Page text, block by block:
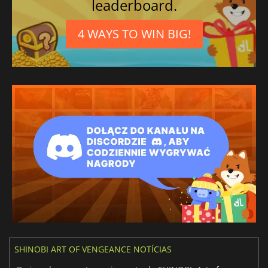
leaderboard.
4 WAYS TO WIN BIG!
SHINOBI ART OF VENGEANCE NOTÍCIAS